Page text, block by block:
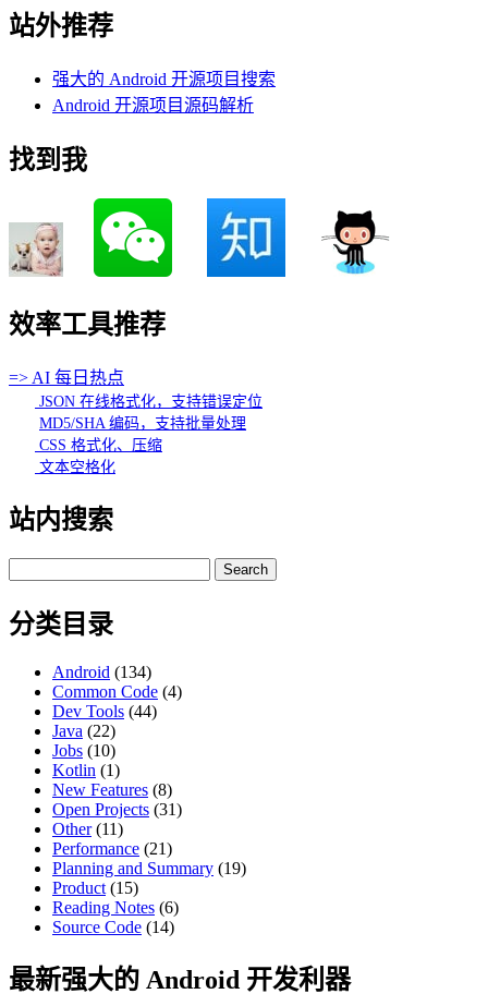
站外推荐
强大的 Android 开源项目搜索
Android 开源项目源码解析
找到我
效率工具推荐
=> AI 每日热点
JSON 在线格式化，支持错误定位
MD5/SHA 编码，支持批量处理
CSS 格式化、压缩
文本空格化
站内搜索
for:
分类目录
Android (134)
Common Code (4)
Dev Tools (44)
Java (22)
Jobs (10)
Kotlin (1)
New Features (8)
Open Projects (31)
Other(11)
Performance (21)
Planning and Summary (19)
Product (15)
Reading Notes (6)
Source Code (14)
最新强大的 Android 开发利器